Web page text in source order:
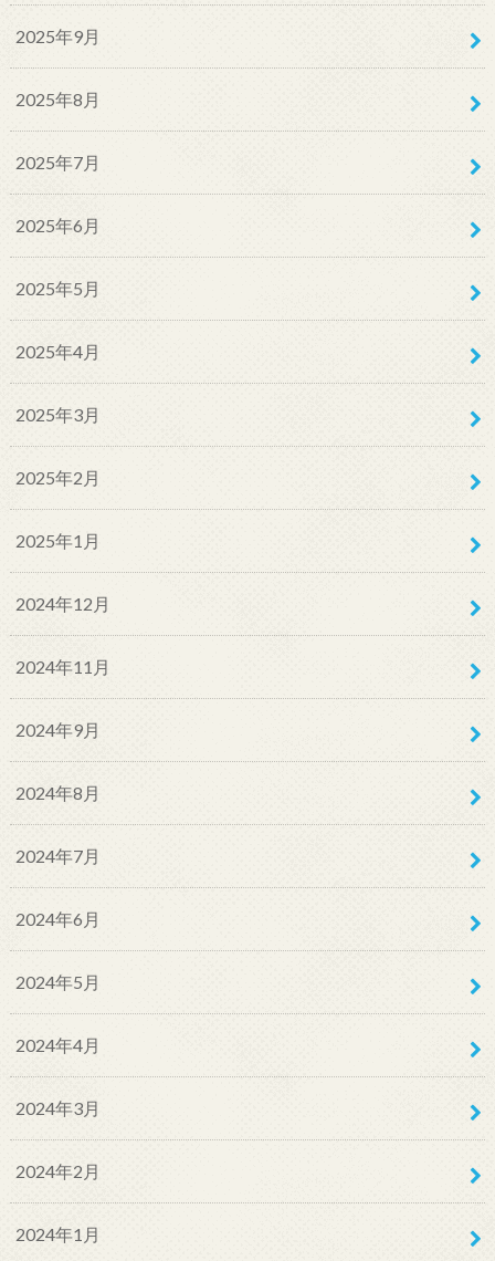
2025年9月
2025年8月
2025年7月
2025年6月
2025年5月
2025年4月
2025年3月
2025年2月
2025年1月
2024年12月
2024年11月
2024年9月
2024年8月
2024年7月
2024年6月
2024年5月
2024年4月
2024年3月
2024年2月
2024年1月